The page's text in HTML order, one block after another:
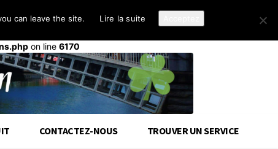
cloud-library a été déclenché trop tôt. Cela indique
on line 6170
CONTACTEZ-NOUS TROUVER UN SERVICE
can leave the site. Lire la suite